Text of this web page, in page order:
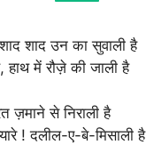
शाद उन का सुवाली है
हाथ में रौज़े की जाली है
ज़माने से निराली है
! दलील-ए-बे-मिसाली है